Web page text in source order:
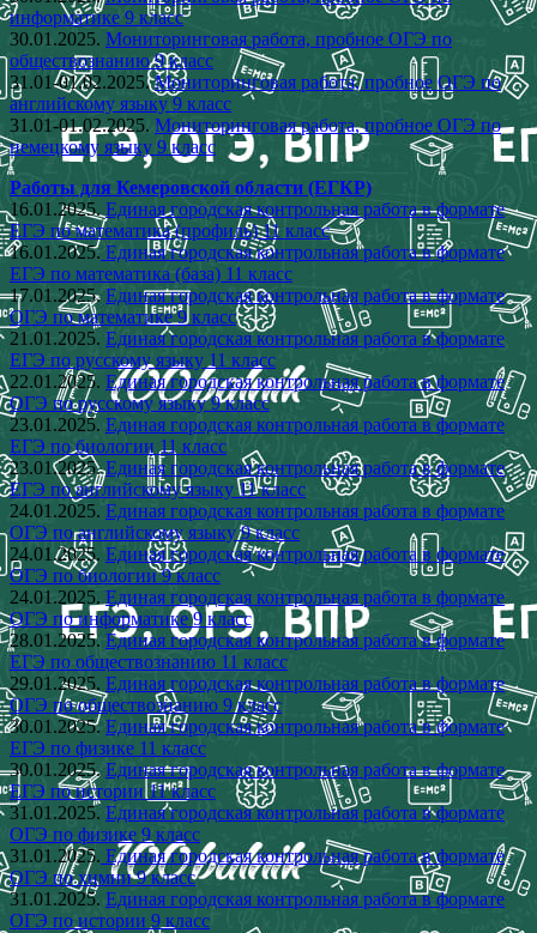
информатике 9 класс
30.01.2025. Мониторинговая работа, пробное ОГЭ по
обществознанию 9 класс
31.01-01.02.2025.Мониторинговая работа, пробное ОГЭ по
английскому языку 9 класс
31.01-01.02.2025. Мониторинговая работа, пробное ОГЭ по
немецкому языку 9 класс
Работы для Кемеровской области (ЕГКР)
16.01.2025.Единая городская контрольная работа в формате
ЕГЭ по математика (профиль) 11 класс
16.01.2025. Единая городская контрольная работа в формате
ЕГЭ по математика (база) 11 класс
17.01.2025.Единая городская контрольная работа в формате
ОГЭ по математике 9 класс
21.01.2025. Единая городская контрольная работа в формате
ЕГЭ по русскому языку 11 класс
22.01.2025. Единая городская контрольная работа в формате
ОГЭ по русскому языку 9 класс
23.01.2025. Единая городская контрольная работа в формате
ЕГЭ по биологии 11 класс
23.01.2025.Единая городская контрольная работа в формате
ЕГЭ по английскому языку 11 класс
24.01.2025. Единая городская контрольная работа в формате
ОГЭ по английскому языку 9 класс
24.01.2025.Единая городская контрольная работа в формате
ОГЭ по биологии 9 класс
24.01.2025.Единая городская контрольная работа в формате
ОГЭ по информатике 9 класс
28.01.2025.Единая городская контрольная работа в формате
ЕГЭ по обществознанию 11 класс
29.01.2025. Единая городская контрольная работа в формате
ОГЭ по обществознанию 9 класс
30.01.2025.Единая городская контрольная работа в формате
ЕГЭ по физике 11 класс
30.01.2025.Единая городская контрольная работа в формате
ЕГЭ по истории 11 класс
31.01.2025. Единая городская контрольная работа в формате
ОГЭ по физике 9 класс
31.01.2025. Единая городская контрольная работа в формате
ОГЭ по химии 9 класс
31.01.2025. Единая городская контрольная работа в формате
ОГЭ по истории 9 класс